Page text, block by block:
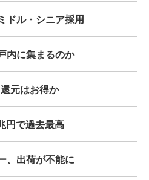
ドル・シニア採用
内に集まるのか
元はお得か
円で過去最高
、出荷が不能に